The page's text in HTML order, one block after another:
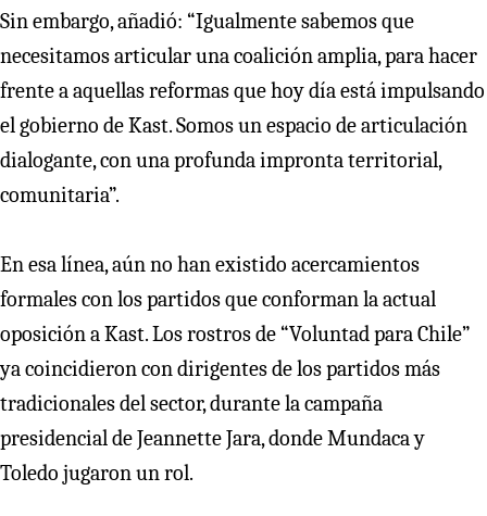
Sin embargo, añadió: “Igualmente sabemos que
necesitamos articular una coalición amplia, para hacer
frente a aquellas reformas que hoy día está impulsando
el gobierno de Kast. Somos un espacio de articulación
dialogante, con una profunda impronta territorial,
comunitaria”.
En esa línea, aún no han existido acercamientos
formales con los partidos que conforman la actual
oposición a Kast. Los rostros de “Voluntad para Chile”
ya coincidieron con dirigentes de los partidos más
tradicionales del sector, durante la campaña
presidencial de Jeannette Jara, donde Mundaca y
Toledo jugaron un rol.